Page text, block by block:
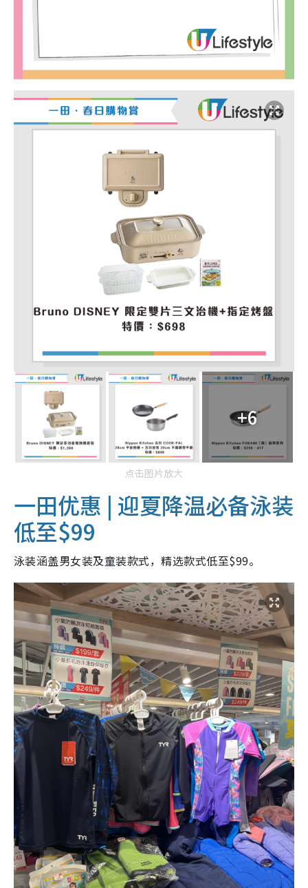
+6
点击图片放大
一田优惠 | 迎夏降温必备泳装
低至$99
泳装涵盖男女装及童装款式，精选款式低至$99。